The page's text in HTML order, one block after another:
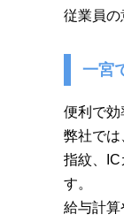
従業員の
一宮
便利で効
弊社では
指紋、
す。
給与計算